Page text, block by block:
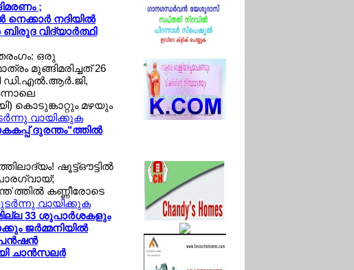
;
നദിയില്‍
വിദ്യാര്‍ത്ഥി
ഒരു
മുങ്ങിമരിച്ചത് 26
ഡി.എല്‍.ആര്‍.ജി,
കൊടുങ്കാറ്റും മഴയും
വായിക്കുക
ദുരന്തം"ത്തില്‍
ഷൂട്ട്ഔട്ടില്‍
പാരഗ്വായ്;
കണ്ണീരോടെ
വായിക്കുക
33 ശുപാര്‍ശകളും
ജര്‍മ്മനിയില്‍
ചാന്‍സലര്‍